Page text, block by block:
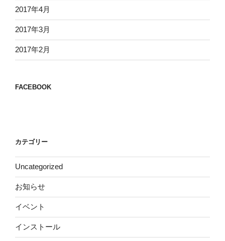
2017年4月
2017年3月
2017年2月
FACEBOOK
カテゴリー
Uncategorized
お知らせ
イベント
インストール